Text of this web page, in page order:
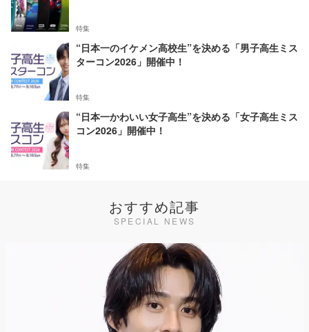
特集
“日本一のイケメン高校生”を決める「男子高生ミス
ターコン2026」開催中！
特集
“日本一かわいい女子高生”を決める「女子高生ミス
コン2026」開催中！
特集
おすすめ記事
SPECIAL NEWS